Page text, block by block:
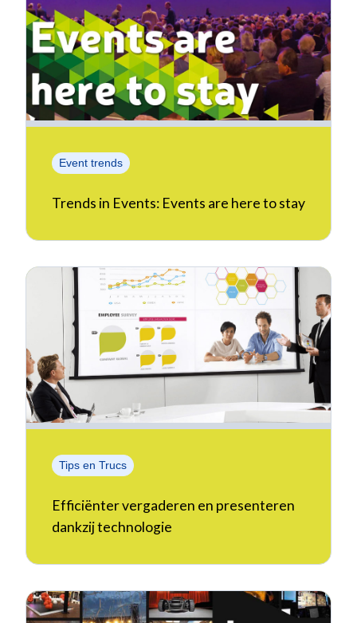
Event trends
Trends in Events: Events are here to stay
Tips en Trucs
Efficiënter vergaderen en presenteren
dankzij technologie